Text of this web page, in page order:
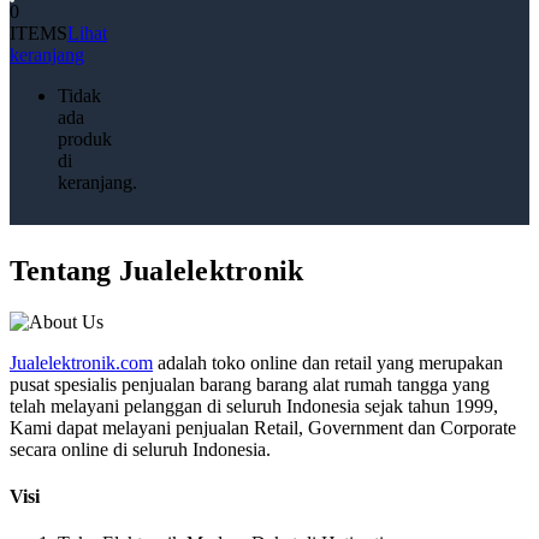
0
ITEMSLihat
keranjang
Tidak
ada
produk
di
keranjang.
Tentang Jualelektronik
Jualelektronik.com adalah toko online dan retail yang merupakan
pusat spesialis penjualan barang barang alat rumah tangga yang
telah melayani pelanggan di seluruh Indonesia sejak tahun 1999,
Kami dapat melayani penjualan Retail, Government dan Corporate
secara online di seluruh Indonesia.
Visi